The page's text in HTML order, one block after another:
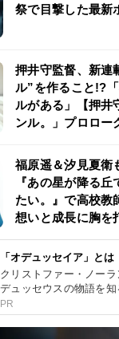
祭で目撃した最新
押井守監督、新連
ル”を作ること!?
ルがある」【押井
ンル。」プロロー
福原遥＆汐見夏衛
『あの星が降る
たい。』で高校教
想いと成長に胸を
「オデュッセイア」とは
クリストファー・ノー
デュッセウスの物語を知
PR